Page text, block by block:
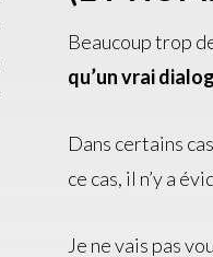
Beaucoup trop
qu’un vrai
Dans certains
ce cas, il n’y a
Je ne vais pas